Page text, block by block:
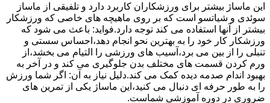
این ماساژ بیشتر برای ورزشکاران کاربرد دارد و تلفیقی از ماساز
سوئدی و شیاتسو است که بر روی ماهیچه های خاصی که ورزشکار
بیشتر از آنها استفاده می کند توجه دارد.فواید: باعث می شود که
ورزشکار کار خود را به بهترین نحو انجام دهد،احساس سستی و
تنبلی را از بین می برد،آسیب های ورزشی را التیام می بخشد،از
ورم کردن قسمت های مختلف بدن جلوگیری می کند و در آخر به
بهبود اندام صدمه دیده کمک می کند.دلیل نیاز به آن: اگر شما ورزش
را به طور حرفه ای دنبال می کنید،این ماساژ یکی از تمرین های
ضروری در دوره آموزشی شماست.